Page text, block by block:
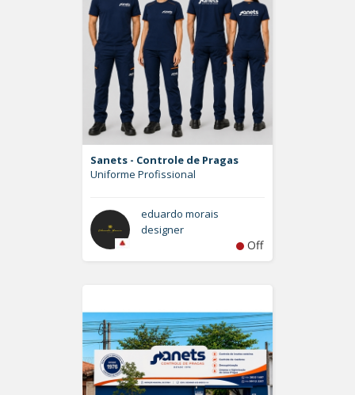
Sanets - Controle de Pragas
Uniforme Profissional
eduardo morais
designer
Off